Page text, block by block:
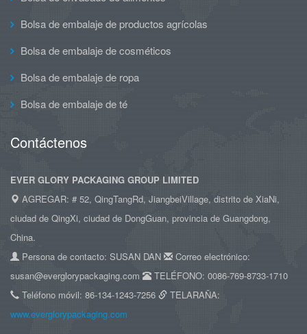
Bolsa de embalaje de productos agrícolas
Bolsa de embalaje de cosméticos
Bolsa de embalaje de ropa
Bolsa de embalaje de té
Contáctenos
EVER GLORY PACKAGING GROUP LIMITED
AGREGAR: # 52, QingTangRd, JiangbeiVillage, distrito de XiaNi,
ciudad de QingXi, ciudad de DongGuan, provincia de Guangdong,
China.
Persona de contacto: SUSAN DAN
Correo electrónico:
susan@everglorypackaging.com
TELÉFONO: 0086-769-8733-1710
Teléfono móvil: 86-134-1243-7256
TELARAÑA:
www.everglorypackaging.com